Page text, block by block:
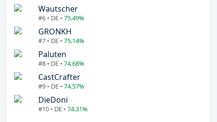
Wautscher
#6 • DE • 75.49%
GRONKH
#7 • DE • 75.14%
Paluten
#8 • DE • 74.68%
CastCrafter
#9 • DE • 74.57%
DieDoni
#10 • DE • 74.31%